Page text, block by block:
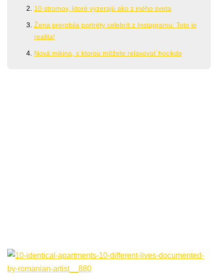
10 stromov, ktoré vyzerajú ako z iného sveta
Žena prerobila portréty celebrít z Instagramu: Toto je
realita!
Nová mikina, s ktorou môžete relaxovať hocikde